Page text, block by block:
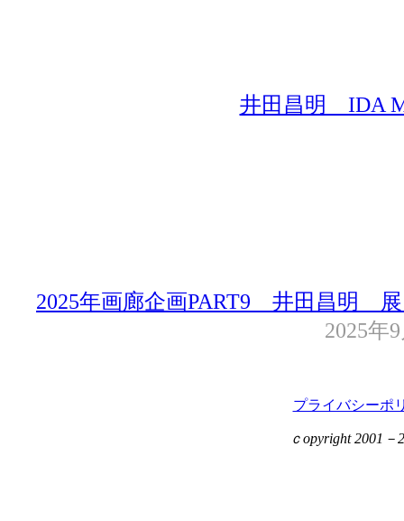
井田昌明 IDA
2025年画廊企画PART9 井田昌明
2025年
プライバシーポ
ｃopyright 2001－